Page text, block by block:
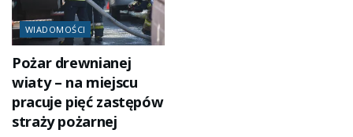
WIADOMOŚCI
Pożar drewnianej
wiaty – na miejscu
pracuje pięć zastępów
straży pożarnej